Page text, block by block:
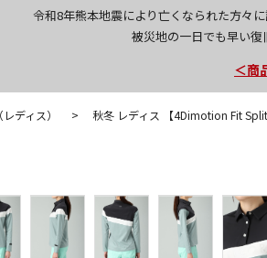
令和8年熊本地震により亡くなられた方々
被災地の一日でも早い復
＜商
＜夏
ディス） > 秋冬 レディス 【4Dimotion Fit